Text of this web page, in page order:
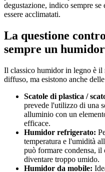
degustazione, indico sempre
essere acclimatati.
La questione
sempre un
Il classico humidor in legno è il
diffuso, ma esistono anche
Scatole di plastica /
prevede l'utilizzo di una
alluminio con un
efficace.
Humidor refrigerato:
temperatura e l'umidità
può formare condensa,
diventare troppo umido.
Humidor da mobile: